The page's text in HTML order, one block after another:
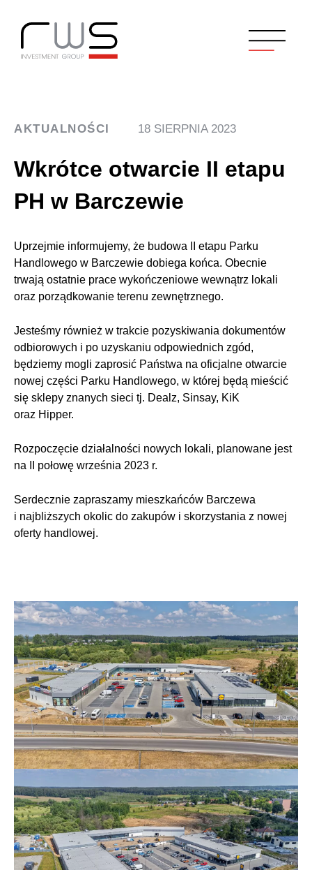
AKTUALNOŚCI 18 SIERPNIA 2023
Wkrótce otwarcie II etapu
PH w Barczewie
Uprzejmie informujemy, że budowa II etapu Parku
Handlowego w Barczewie dobiega końca. Obecnie
trwają ostatnie prace wykończeniowe wewnątrz lokali
oraz porządkowanie terenu zewnętrznego.
Jesteśmy również w trakcie pozyskiwania dokumentów
odbiorowych i po uzyskaniu odpowiednich zgód,
będziemy mogli zaprosić Państwa na oficjalne otwarcie
nowej części Parku Handlowego, w której będą mieścić
się sklepy znanych sieci tj. Dealz, Sinsay, KiK
oraz Hipper.
Rozpoczęcie działalności nowych lokali, planowane jest
na II połowę września 2023 r.
Serdecznie zapraszamy mieszkańców Barczewa
i najbliższych okolic do zakupów i skorzystania z nowej
oferty handlowej.